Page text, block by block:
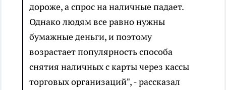
дороже, а спрос на наличные падает.
Однако людям все равно нужны
бумажные деньги, и поэтому
возрастает популярность способа
снятия наличных с карты через кассы
торговых организаций", - рассказал